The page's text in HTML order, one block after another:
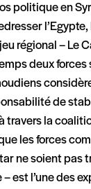
politique en
régional – Le
deux
de
travers la
les forces
ne soient pas
– est l’une des